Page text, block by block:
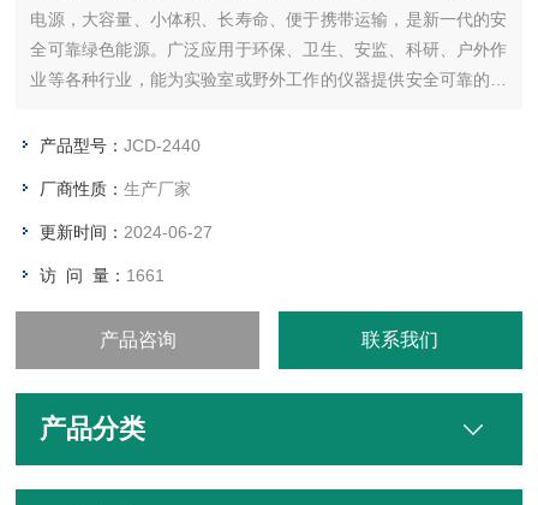
电源，大容量、小体积、长寿命、便于携带运输，是新一代的安
全可靠绿色能源。广泛应用于环保、卫生、安监、科研、户外作
业等各种行业，能为实验室或野外工作的仪器提供安全可靠的电
产品型号：JCD-2440
厂商性质：生产厂家
更新时间： 2024-06-27
访 问 量： 1661
产品咨询 联系我们
产品分类